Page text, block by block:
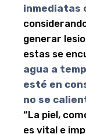
inmediatas
generar
estas se
agua a
esté en
no se
“La piel,
es vital e